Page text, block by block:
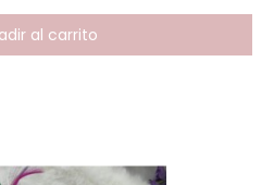
al carrito